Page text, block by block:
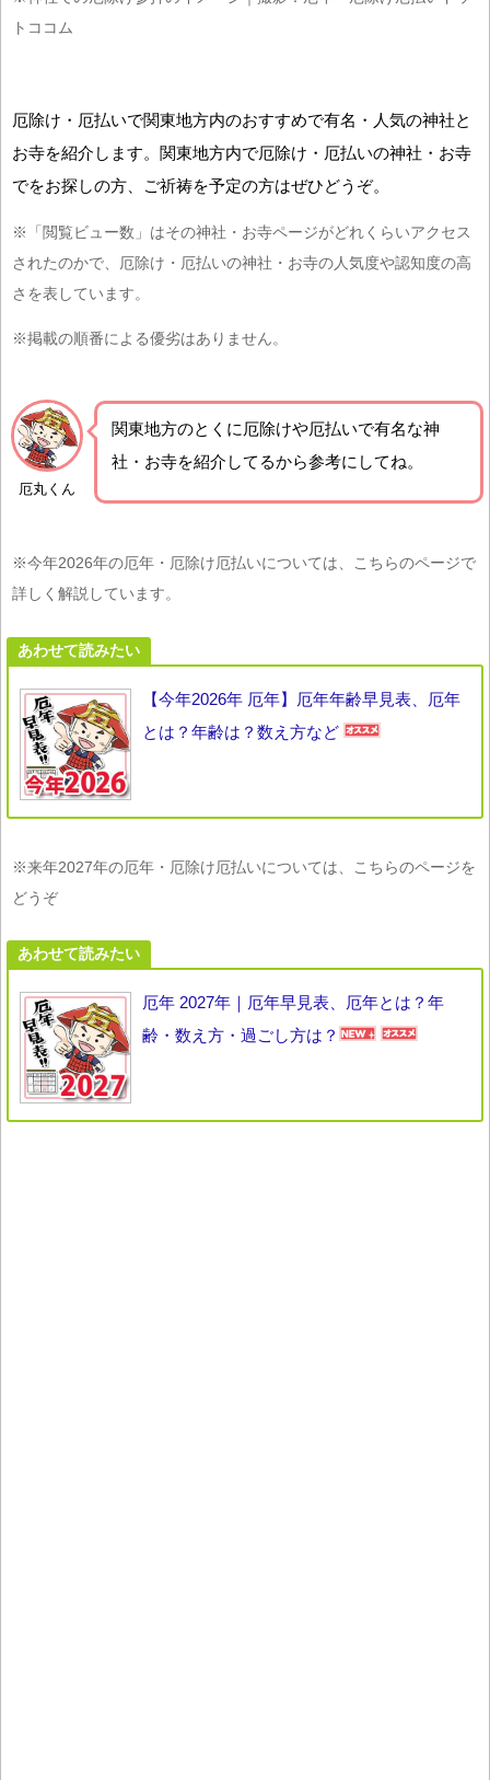
トココム
厄除け・厄払いで関東地方内のおすすめで有名・人気の神社と
お寺を紹介します。関東地方内で厄除け・厄払いの神社・お寺
でをお探しの方、ご祈祷を予定の方はぜひどうぞ。
※「閲覧ビュー数」はその神社・お寺ページがどれくらいアクセス
されたのかで、厄除け・厄払いの神社・お寺の人気度や認知度の高
さを表しています。
※掲載の順番による優劣はありません。
厄丸くん
関東地方のとくに厄除けや厄払いで有名な神
社・お寺を紹介 してるから参考にしてね。
※今年2026年の厄年・厄除け厄払いについては、こちらのページで
詳しく解説しています。
あわせて読みたい
【今年2026年 厄年】厄年年齢早見表、厄年
とは？年齢は？数え方など
※来年2027年の厄年・厄除け厄払いについては、こちらのページを
どうぞ
あわせて読みたい
厄年 2027年｜厄年早見表、厄年とは？年
齢・数え方・過ごし方は？